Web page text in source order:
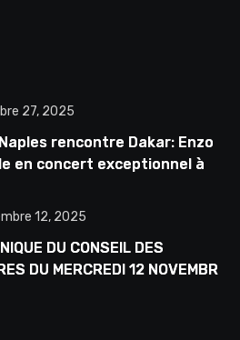
27, 2025
rencontre Dakar: Enzo
en concert exceptionnel à
12, 2025
DU CONSEIL DES
DU MERCREDI 12 NOVEMBRE